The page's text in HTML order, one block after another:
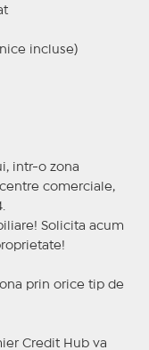
incluse)
intr-o zona
comerciale,
Solicita acum
prin orice tip de
Credit Hub va